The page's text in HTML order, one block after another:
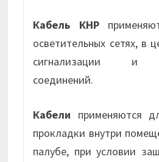
Кабель КНР
осветительных сетях, в
сигнализации и
соединений.
Кабели применяются
прокладки внутри
палубе, при условии